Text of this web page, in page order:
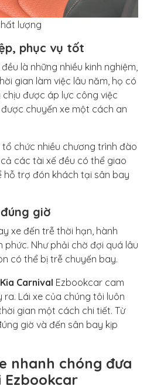
lượng
phục vụ tốt
là những nhiều kinh nghiệm,
gian làm việc lâu năm, họ có
được áp lực công việc
chuyến xe một cách an
chức nhiều chương trình đào
các tài xế đều có thể giao
trợ đón khách tại sân bay
giờ
xe đến trễ thời hạn, hành
phức. Như phải chờ đợi quá lâu
có thể bị trễ chuyến bay.
Carnival Ezbookcar cam
Lái xe của chúng tôi luôn
gian một cách chi tiết. Từ
giờ và đến sân bay kịp
nhanh chóng đưa